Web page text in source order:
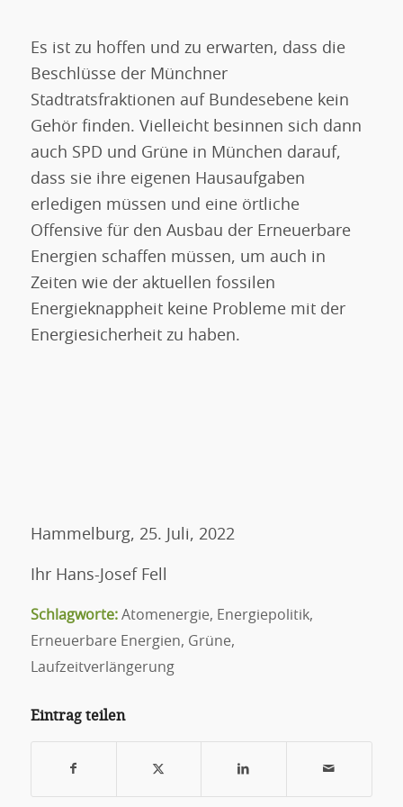
Es ist zu hoffen und zu erwarten, dass die
Beschlüsse der Münchner
Stadtratsfraktionen auf Bundesebene kein
Gehör finden. Vielleicht besinnen sich dann
auch SPD und Grüne in München darauf,
dass sie ihre eigenen Hausaufgaben
erledigen müssen und eine örtliche
Offensive für den Ausbau der Erneuerbare
Energien schaffen müssen, um auch in
Zeiten wie der aktuellen fossilen
Energieknappheit keine Probleme mit der
Energiesicherheit zu haben.
Hammelburg, 25. Juli, 2022
Ihr Hans-Josef Fell
Schlagworte: Atomenergie, Energiepolitik,
Erneuerbare Energien, Grüne,
Laufzeitverlängerung
Eintrag teilen